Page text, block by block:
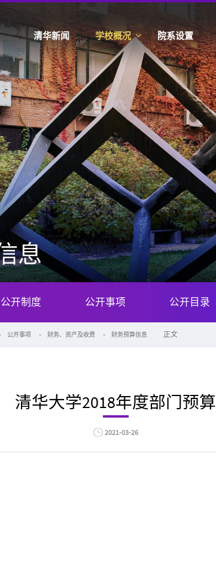
清华新闻 学校概况 院系设置
息
公开制度 公开事项 公开目录
公开事项 财务、资产及收费 财务预算信息 正文
清华大学2018年度部门预算
2021-03-26